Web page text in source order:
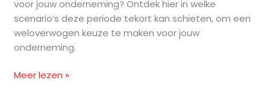
voor jouw onderneming? Ontdek hier in welke
scenario’s deze periode tekort kan schieten, om een
weloverwogen keuze te maken voor jouw
onderneming.
genoeg
is!
Meer lezen »